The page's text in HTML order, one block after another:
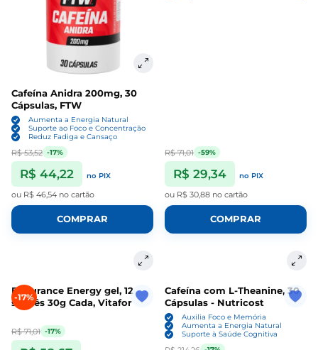
Cafeína Anidra 200mg, 30
Cápsulas, FTW
Aumenta a Energia Natural
Suporte ao Foco e Concentração
Reduz Fadiga e Cansaço
R$ 53,52 -17%
R$ 44,22 no PIX
ou R$ 46,54 no cartão
COMPRAR
R$ 71,01 -59%
R$ 29,34 no PIX
ou R$ 30,88 no cartão
COMPRAR
-17%
Endurance Energy gel, 12
sachês 30g Cada, Vitafor
R$ 71,01 -17%
Cafeína com L-Theanine, 30
Cápsulas - Nutricost
Auxilia Foco e Memória
Aumenta a Energia Natural
Suporte à Saúde Cognitiva